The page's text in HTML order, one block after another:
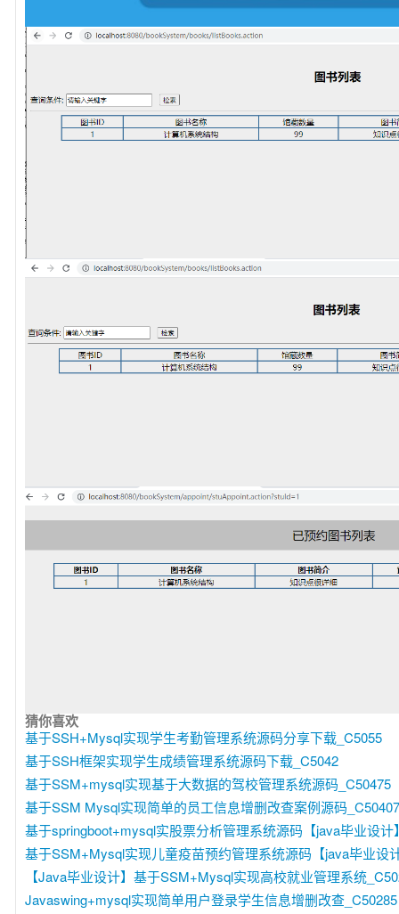
猜你喜欢
基于SSH+Mysql实现学生考勤管理系统源码分享下载_C5055
基于SSH框架实现学生成绩管理系统源码下载_C5042
基于SSM+mysql实现基于大数据的驾校管理系统源码_C50475
基于SSM Mysql实现简单的员工信息增删改查案例源码_C50407
基于springboot+mysql实股票分析管理系统源码【java毕业设计
基于SSM+Mysql实现儿童疫苗预约管理系统源码【java毕业设
【Java毕业设计】基于SSM+Mysql实现高校就业管理系统
Javaswing+mysql实现简单用户登录学生信息增删改查_C50285